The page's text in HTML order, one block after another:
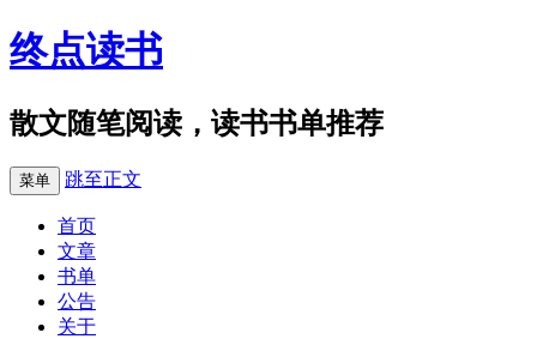
终点读书
散文随笔阅读，读书书单推荐
菜单 跳至正文
首页
文章
书单
公告
关于